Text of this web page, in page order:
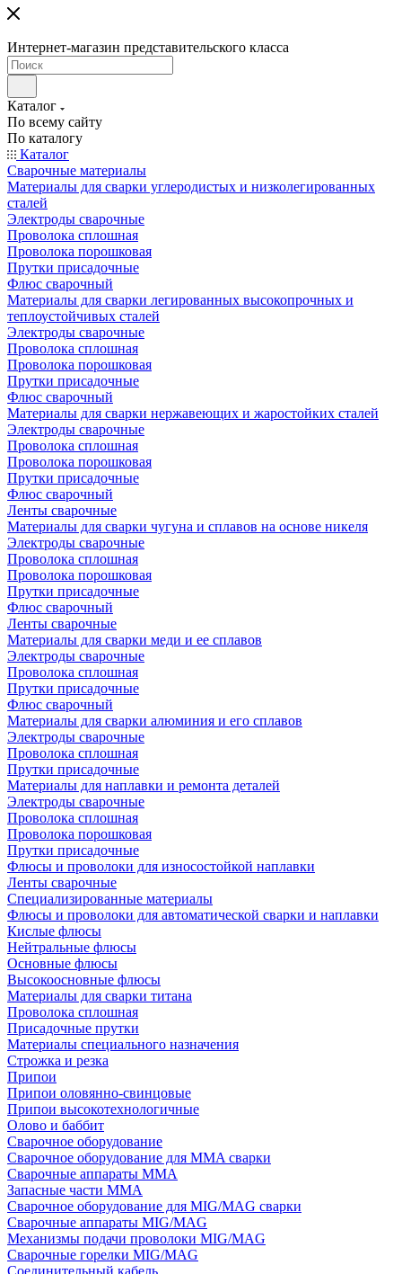
Интернет-магазин представительского класса
Каталог
По всему сайту
По каталогу
Каталог
Сварочные материалы
Материалы для сварки углеродистых и низколегированных
сталей
Электроды сварочные
Проволока сплошная
Проволока порошковая
Прутки присадочные
Флюс сварочный
Материалы для сварки легированных высокопрочных и
теплоустойчивых сталей
Электроды сварочные
Проволока сплошная
Проволока порошковая
Прутки присадочные
Флюс сварочный
Материалы для сварки нержавеющих и жаростойких сталей
Электроды сварочные
Проволока сплошная
Проволока порошковая
Прутки присадочные
Флюс сварочный
Ленты сварочные
Материалы для сварки чугуна и сплавов на основе никеля
Электроды сварочные
Проволока сплошная
Проволока порошковая
Прутки присадочные
Флюс сварочный
Ленты сварочные
Материалы для сварки меди и ее сплавов
Электроды сварочные
Проволока сплошная
Прутки присадочные
Флюс сварочный
Материалы для сварки алюминия и его сплавов
Электроды сварочные
Проволока сплошная
Прутки присадочные
Материалы для наплавки и ремонта деталей
Электроды сварочные
Проволока сплошная
Проволока порошковая
Прутки присадочные
Флюсы и проволоки для износостойкой наплавки
Ленты сварочные
Специализированные материалы
Флюсы и проволоки для автоматической сварки и наплавки
Кислые флюсы
Нейтральные флюсы
Основные флюсы
Высокоосновные флюсы
Материалы для сварки титана
Проволока сплошная
Присадочные прутки
Материалы специального назначения
Строжка и резка
Припои
Припои оловянно-свинцовые
Припои высокотехнологичные
Олово и баббит
Сварочное оборудование
Сварочное оборудование для MMA сварки
Сварочные аппараты MMA
Запасные части MMA
Сварочное оборудование для MIG/MAG сварки
Сварочные аппараты MIG/MAG
Механизмы подачи проволоки MIG/MAG
Сварочные горелки MIG/MAG
Соединительный кабель